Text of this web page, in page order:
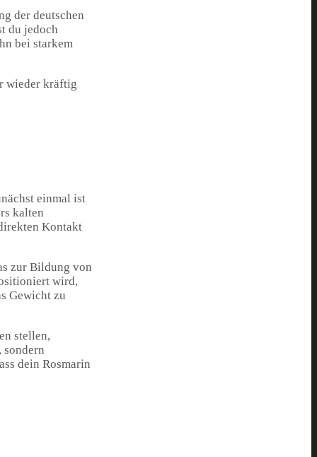
der deutschen
du jedoch
bei starkem
wieder kräftig
einmal ist
kalten
Kontakt
zur Bildung von
wird,
Gewicht zu
stellen,
sondern
dein Rosmarin